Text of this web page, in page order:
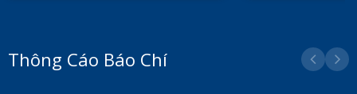
Thông Cáo Báo Chí